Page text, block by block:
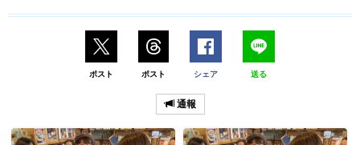
ポスト ポスト シェア 送る
通報